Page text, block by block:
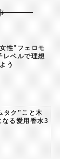
性"フェロモ
レベルで理想
う
タク”こと木
る愛用香水3